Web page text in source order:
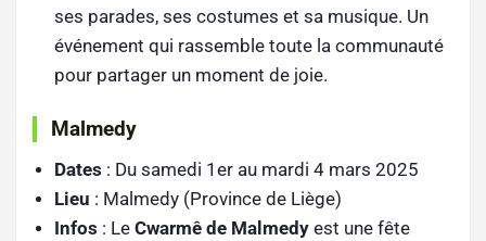
ses parades, ses costumes et sa musique. Un
événement qui rassemble toute la communauté
pour partager un moment de joie.
Malmedy
Dates : Du samedi 1er au mardi 4 mars 2025
Lieu : Malmedy (Province de Liège)
Infos : Le Cwarmê de Malmedy est une fête